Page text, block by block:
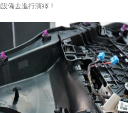
備去進行演繹！